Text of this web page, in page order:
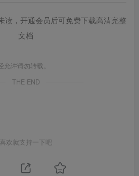
读，开通会员后可免费下载高清完整
文档
许请勿转载。
THE END
喜欢就支持一下吧